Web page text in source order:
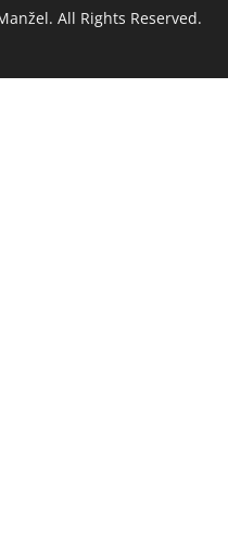
All Rights Reserved.